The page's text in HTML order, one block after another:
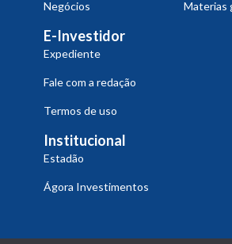
Negócios Materias
E-Investidor
Expediente
Fale com a redação
Termos de uso
Institucional
Estadão
Ágora Investimentos